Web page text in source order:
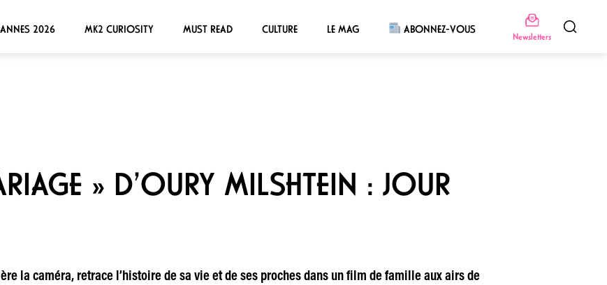
2026 MK2 CURIOSITY MUST READ CULTURE LE MAG ABONNEZ-VOUS
Newsletters
» D’OURY MILSHTEIN : JOUR
la caméra, retrace l’histoire de sa vie et de ses proches dans un film de famille aux airs de